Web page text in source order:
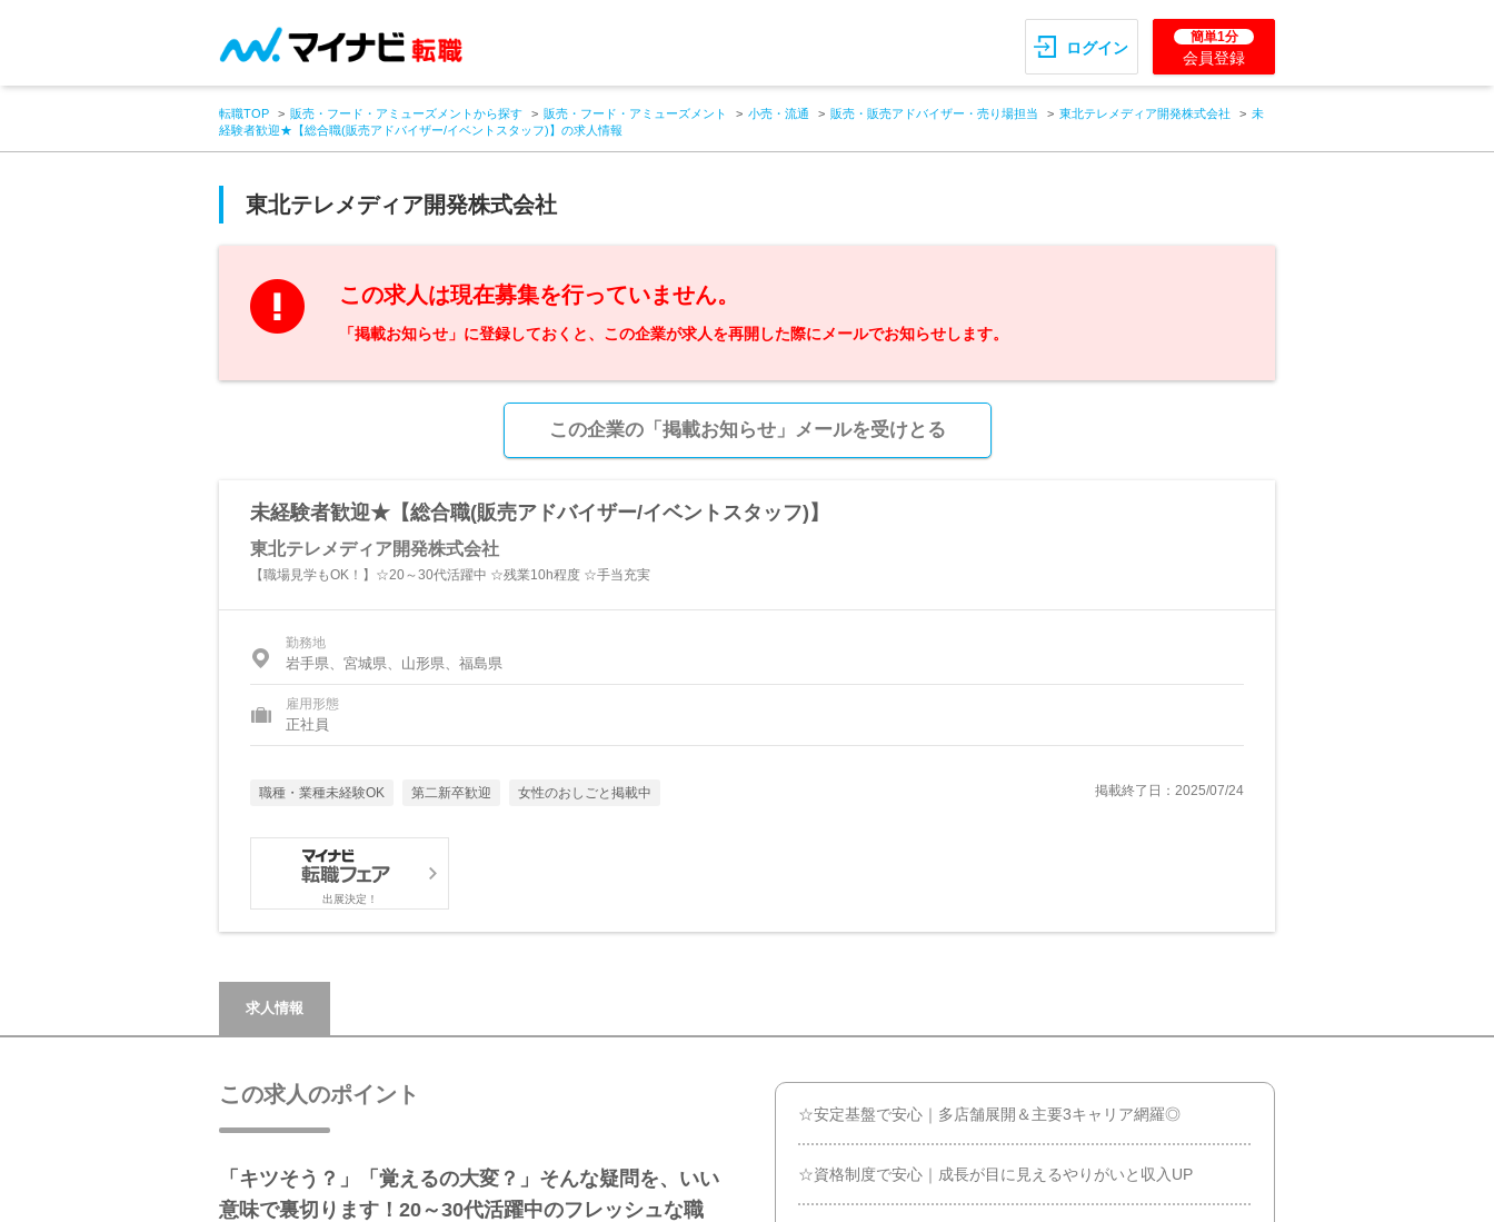
ログイン
簡単1分
会員登録
転職TOP 販売・フード・アミューズメントから探す 販売・フード・アミューズメント 小売・流通 販売・販売アドバイザー・売り場担当 東北テレメディア開発株式会社
未
経験者歓迎★【総合職(販売アドバイザー/イベントスタッフ)】の求人情報
東北テレメディア開発株式会社
この求人は現在募集を行っていません。
「掲載お知らせ」に登録しておくと、この企業が求人を再開した際にメールでお知らせします。
この企業の「掲載お知らせ」メールを受けとる
未経験者歓迎★【総合職(販売アドバイザー/イベントスタッフ)】
東北テレメディア開発株式会社
【職場見学もOK！】☆20～30代活躍中 ☆残業10h程度 ☆手当充実
勤務地
岩手県、宮城県、山形県、福島県
雇用形態
正社員
職種・業種未経験OK 第二新卒歓迎 女性のおしごと掲載中 掲載終了日：2025/07/24
出展決定！
求人情報
この求人のポイント
「キツそう？」「覚えるの大変？」そんな疑問を、いい
意味で裏切ります！20～30代活躍中のフレッシュな職
☆安定基盤で安心｜多店舗展開＆主要3キャリア網羅◎
☆資格制度で安心｜成長が目に見えるやりがいと収入UP